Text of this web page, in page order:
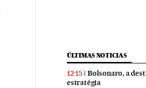
ÚLTIMAS NOTICIAS
12:15
Bolsonaro, a
estratégia